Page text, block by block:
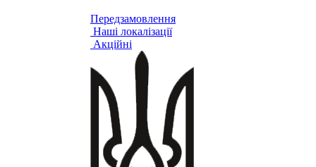
Передзамовлення
Наші локалізації
Акційні